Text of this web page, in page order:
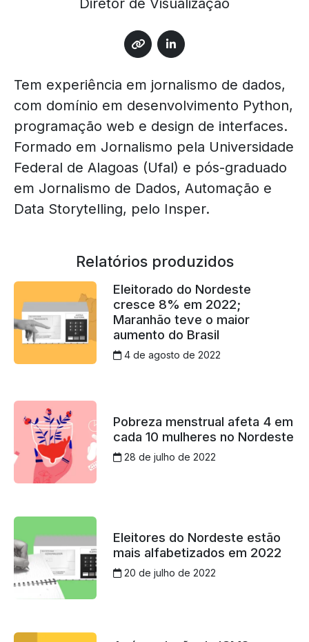
Diretor de Visualização
Tem experiência em jornalismo de dados,
com domínio em desenvolvimento Python,
programação web e design de interfaces.
Formado em Jornalismo pela Universidade
Federal de Alagoas (Ufal) e pós-graduado
em Jornalismo de Dados, Automação e
Data Storytelling, pelo Insper.
Relatórios produzidos
Eleitorado do Nordeste
cresce 8% em 2022;
Maranhão teve o maior
aumento do Brasil
4 de agosto de 2022
Pobreza menstrual afeta 4 em
cada 10 mulheres no Nordeste
28 de julho de 2022
Eleitores do Nordeste estão
mais alfabetizados em 2022
20 de julho de 2022